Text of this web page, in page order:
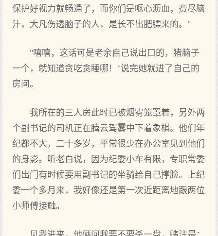
保护好视力就畅通了，而你们是呕心沥血，费尽脑
汁，大凡伤透脑子的人，是长不出肥膘来的。"
"嘻嘻，这话可是老余自己说出口的，猪脑子
一个，就知道贪吃贪睡哪！"说完她就进了自己的
房间。
我所在的三人房此时已被烟雾笼罩着，另外两
个副书记的司机正在腾云驾雾中下着象棋。他们年
纪都不大，二十多岁，平常很少在办公室见到他们
的身影。听老白说，因为纪委小车有限，专职常委
们出门有时候要用副书记的坐骑给自己撑脸。上纪
委一个多月来，我好像还是第一次近距离地跟两位
小师傅接触。